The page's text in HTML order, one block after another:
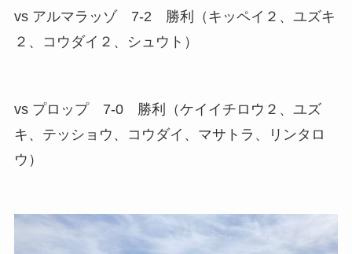
vs アルマラッゾ 7-2 勝利（キッペイ２、ユズキ
２、コウダイ２、シュウト）
vs プロップ 7-0 勝利（ケイイチロウ２、ユズ
キ、テッショウ、コウダイ、マサトラ、リンタロ
ウ）